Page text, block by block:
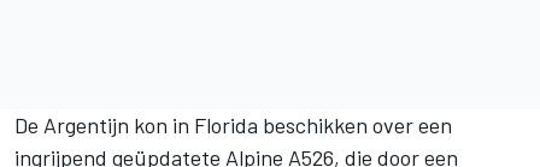
De Argentijn kon in Florida beschikken over een
ingrijpend geüpdatete Alpine A526, die door een